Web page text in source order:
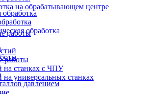
на обрабатывающем центре
работы
работы
на станках с ЧПУ
на универсальных станках
обработка
давлением